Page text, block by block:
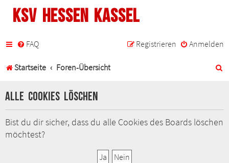
KSV Hessen Kassel
FAQ Anmelden
Registrieren
Startseite Foren-Übersicht
Alle Cookies löschen
Bist du dir sicher, dass du alle Cookies des Boards löschen
möchtest?